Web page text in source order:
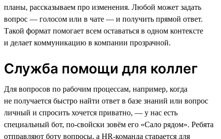
планы, рассказываем про изменения. Любой может задать
вопрос — голосом или в чате — и получить прямой ответ.
Такой формат помогает всем оставаться в одном контексте
и делает коммуникацию в компании прозрачной.
Служба помощи для коллег
Для вопросов по рабочим процессам, например, когда
не получается быстро найти ответ в базе знаний или вопрос
личный и спросить хочется приватно, — у нас есть
специальный бот, по-свойски зовём его «Сало рядом». Ребята
отправляют боту вопросы, а HR-команда старается для